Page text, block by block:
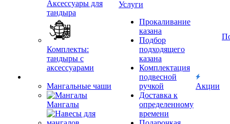
Аксессуары для
тандыра
Комплекты:
тандыры с
аксессуарами
Мангальные чаши
Мангалы
Услуги
Прокаливание
казана
Подбор
подходящего
казана
Комплектация
подвесной
ручкой
Доставка к
определенному
времени
Акции